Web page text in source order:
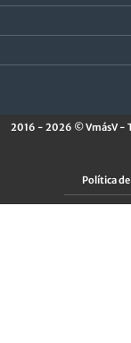
2016 - 2026 © VmásV -
Política